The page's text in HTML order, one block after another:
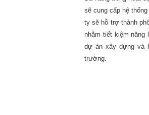
sẽ cung cấp hệ
ty sẽ hỗ trợ thành
nhằm tiết kiệm năng
dự án xây dựng và
trường.